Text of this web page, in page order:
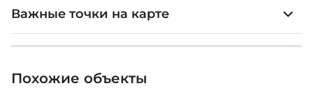
Важные точки на карте
Похожие объекты